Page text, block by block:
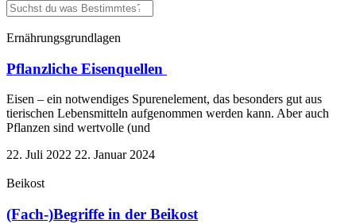
Ernährungsgrundlagen
Pflanzliche Eisenquellen
Eisen – ein notwendiges Spurenelement, das besonders gut aus
tierischen Lebensmitteln aufgenommen werden kann. Aber auch
Pflanzen sind wertvolle (und
22. Juli 2022 22. Januar 2024
Beikost
(Fach-)Begriffe in der Beikost